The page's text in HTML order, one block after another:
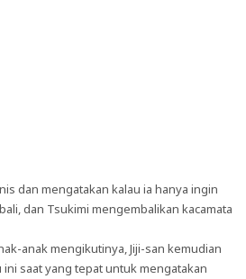
dan mengatakan kalau ia hanya ingin
dan Tsukimi mengembalikan kacamata
anak mengikutinya, Jiji-san kemudian
saat yang tepat untuk mengatakan